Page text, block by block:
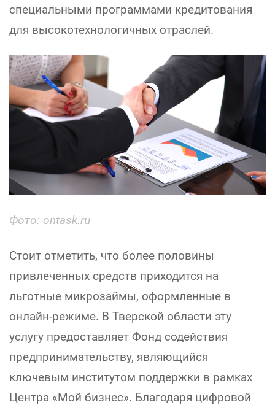
специальными программами кредитования
для высокотехнологичных отраслей.
Фото: ontask.ru
Стоит отметить, что более половины
привлеченных средств приходится на
льготные микрозаймы, оформленные в
онлайн-режиме. В Тверской области эту
услугу предоставляет Фонд содействия
предпринимательству, являющийся
ключевым институтом поддержки в рамках
Центра «Мой бизнес». Благодаря цифровой